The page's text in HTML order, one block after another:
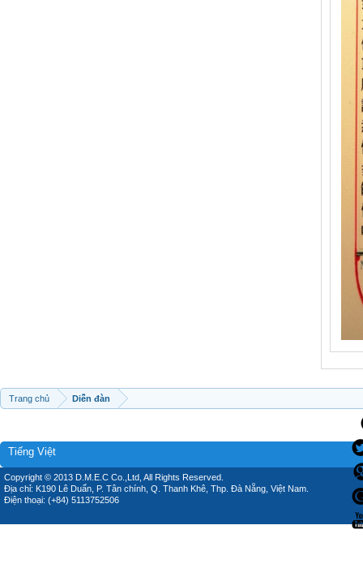
Trang chủ Diễn đàn
Tiếng Việt
Copyright © 2013 D.M.E.C Co.,Ltd, All Rights Reserved.
Địa chỉ: K190 Lê Duẩn, P. Tân chính, Q. Thanh Khê, Thp. Đà Nẵng, Việt Nam.
Điện thoại: (+84) 5113752506